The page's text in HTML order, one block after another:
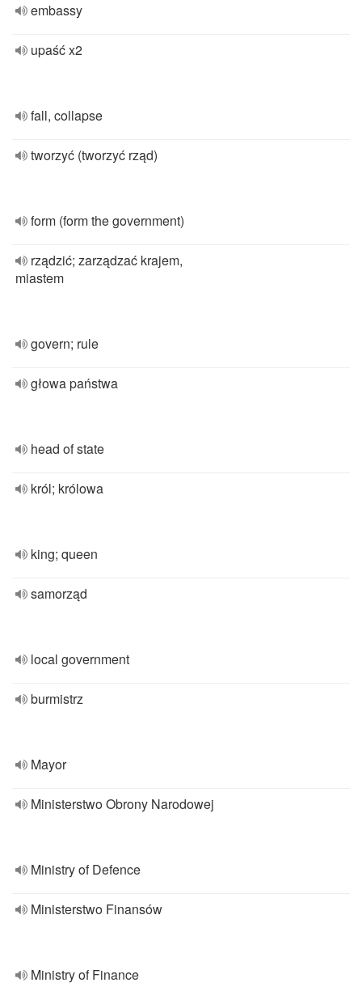
embassy
upaść x2
fall, collapse
tworzyć (tworzyć rząd)
form (form the government)
rządzić; zarządzać krajem,
miastem
govern; rule
głowa państwa
head of state
król; królowa
king; queen
samorząd
local government
burmistrz
Mayor
Ministerstwo Obrony Narodowej
Ministry of Defence
Ministerstwo Finansów
Ministry of Finance